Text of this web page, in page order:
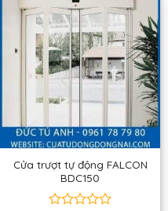
sao
Cửa trượt tự động FALCON
BDC150